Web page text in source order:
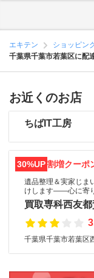
エキテン ショッピン
千葉県千葉市若葉区に配
お近くのお店
ちばIT工房
30%UP割増クーポ
遺品整理＆実家じま
けします――心に寄
買取専科西友
千葉県千葉市若葉区